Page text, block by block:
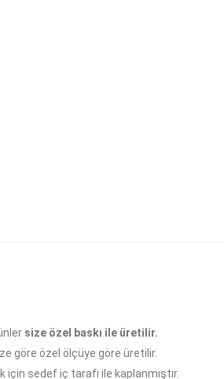
size özel baskı ile üretilir.
göre özel ölçüye göre üretilir.
sedef iç tarafı ile kaplanmıştır.